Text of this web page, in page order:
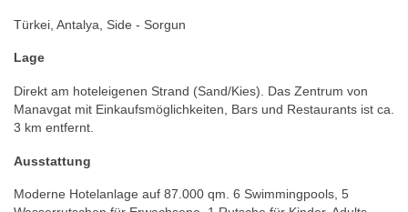
Türkei, Antalya, Side - Sorgun
Lage
Direkt am hoteleigenen Strand (Sand/Kies). Das Zentrum von
Manavgat mit Einkaufsmöglichkeiten, Bars und Restaurants ist ca.
3 km entfernt.
Ausstattung
Moderne Hotelanlage auf 87.000 qm. 6 Swimmingpools, 5